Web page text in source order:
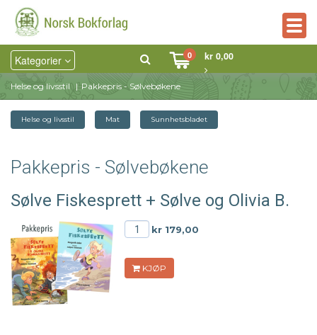
Kategorier
0 kr 0,00
Helse og livsstil Pakkepris - Sølvebøkene
Helse og livsstil Mat Sunnhetsbladet
Pakkepris - Sølvebøkene
Sølve Fiskesprett + Sølve og Olivia B.
kr 179,00
KJØP